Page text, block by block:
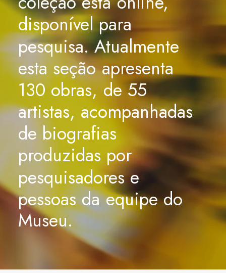
disponível para
pesquisa. Atualmente
esta seção apresenta
130 obras, de 55
artistas, acompanhadas
de biografias
produzidas por
pesquisadores e
pessoas da equipe do
Museu.